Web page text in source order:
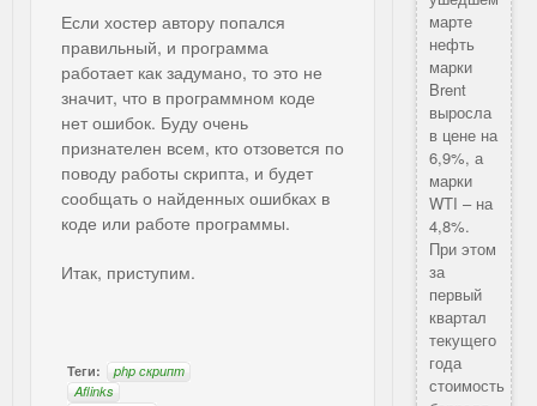
Если хостер автору попался
правильный, и программа
работает как задумано, то это не
значит, что в программном коде
нет ошибок. Буду очень
признателен всем, кто отзовется по
поводу работы скрипта, и будет
сообщать о найденных ошибках в
коде или работе программы.
Итак, приступим.
Теги:
php скрипт
Aflinks
марте
нефть
марки
Brent
выросла
в цене на
6,9%, а
марки
WTI – на
4,8%.
При этом
за
первый
квартал
текущего
года
стоимость